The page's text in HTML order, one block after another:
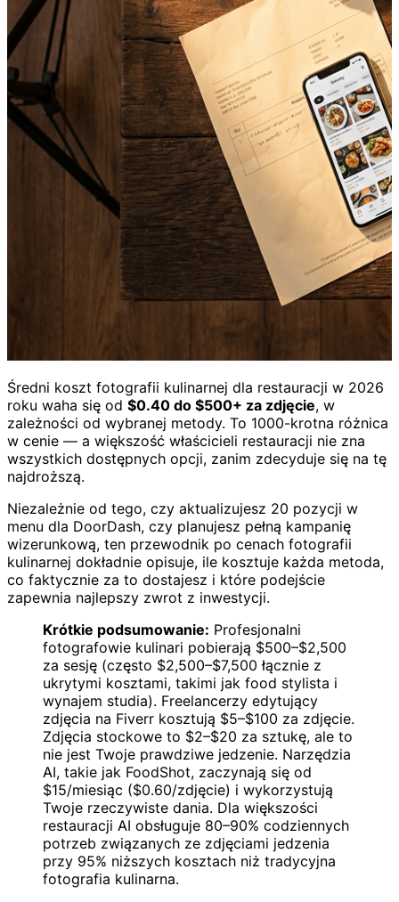
Średni koszt fotografii kulinarnej dla restauracji w 2026
roku waha się od $0.40 do $500+ za zdjęcie, w
zależności od wybranej metody. To 1000-krotna różnica
w cenie — a większość właścicieli restauracji nie zna
wszystkich dostępnych opcji, zanim zdecyduje się na tę
najdroższą.
Niezależnie od tego, czy aktualizujesz 20 pozycji w
menu dla DoorDash, czy planujesz pełną kampanię
wizerunkową, ten przewodnik po cenach fotografii
kulinarnej dokładnie opisuje, ile kosztuje każda metoda,
co faktycznie za to dostajesz i które podejście
zapewnia najlepszy zwrot z inwestycji.
Krótkie podsumowanie: Profesjonalni
fotografowie kulinari pobierają $500–$2,500
za sesję (często $2,500–$7,500 łącznie z
ukrytymi kosztami, takimi jak food stylista i
wynajem studia). Freelancerzy edytujący
zdjęcia na Fiverr kosztują $5–$100 za zdjęcie.
Zdjęcia stockowe to $2–$20 za sztukę, ale to
nie jest Twoje prawdziwe jedzenie. Narzędzia
AI, takie jak FoodShot, zaczynają się od
$15/miesiąc ($0.60/zdjęcie) i wykorzystują
Twoje rzeczywiste dania. Dla większości
restauracji AI obsługuje 80–90% codziennych
potrzeb związanych ze zdjęciami jedzenia
przy 95% niższych kosztach niż tradycyjna
fotografia kulinarna.